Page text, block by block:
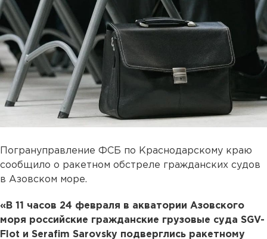
Погрануправление ФСБ по Краснодарскому краю
сообщило о ракетном обстреле гражданских судов
в Азовском море.
«В 11 часов 24 февраля в акватории Азовского
моря российские гражданские грузовые суда SGV-
Flot и Serafim Sarovsky подверглись ракетному